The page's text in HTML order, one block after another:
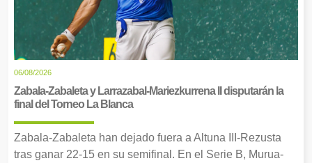
06/08/2026
Zabala-Zabaleta y Larrazabal-Mariezkurrena II disputarán la
final del Torneo La Blanca
Zabala-Zabaleta han dejado fuera a Altuna III-Rezusta
tras ganar 22-15 en su semifinal. En el Serie B, Murua-